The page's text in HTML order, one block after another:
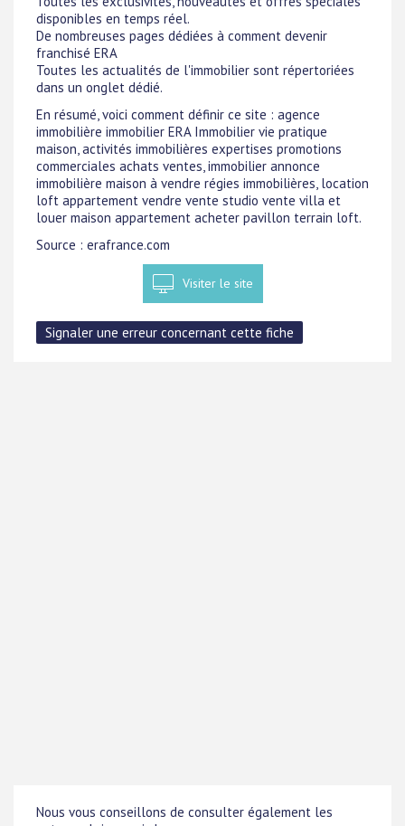
disponibles en temps réel.
De nombreuses pages dédiées à comment devenir
franchisé ERA
Toutes les actualités de l'immobilier sont répertoriées
dans un onglet dédié.
En résumé, voici comment définir ce site : agence
immobilière immobilier ERA Immobilier vie pratique
maison, activités immobilières expertises promotions
commerciales achats ventes, immobilier annonce
immobilière maison à vendre régies immobilières, location
loft appartement vendre vente studio vente villa et
louer maison appartement acheter pavillon terrain loft.
Source : erafrance.com
Visiter le site
Nous vous conseillons de consulter également les